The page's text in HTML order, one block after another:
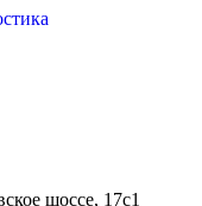
шоссе, 17с1